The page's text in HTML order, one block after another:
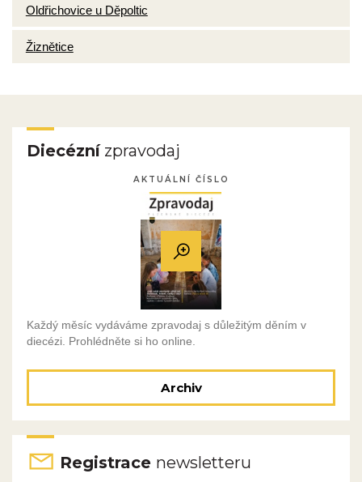
Oldřichovice u Děpoltic
Žiznětice
Diecéznízpravodaj
AKTUÁLNÍ ČÍSLO
Každý měsíc vydáváme zpravodaj s důležitým děním v
diecézi. Prohlédněte si ho online.
Archiv
Registrace newsletteru